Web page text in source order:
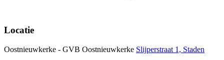
Locatie
Oostnieuwkerke - GVB Oostnieuwkerke Slijperstraat 1, Staden